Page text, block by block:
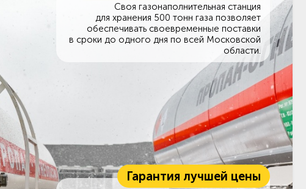
Своя газонаполнительная станция
для хранения 500 тонн газа позволяет
обеспечивать своевременные поставки
в сроки до одного дня по всей Московской
области.
Гарантия лучшей цены